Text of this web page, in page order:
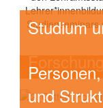
Studium
und